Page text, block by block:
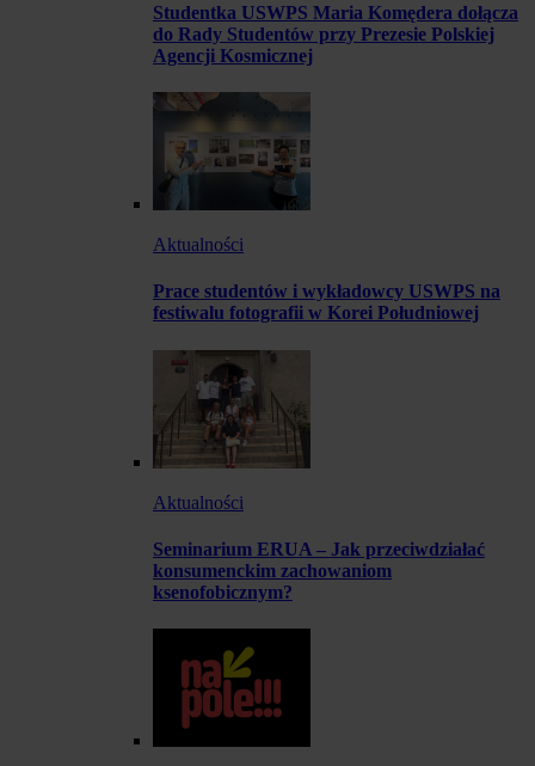
Studentka USWPS Maria Komędera dołącza
do Rady Studentów przy Prezesie Polskiej
Agencji Kosmicznej
Aktualności
Prace studentów i wykładowcy USWPS na
festiwalu fotografii w Korei Południowej
Aktualności
Seminarium ERUA – Jak przeciwdziałać
konsumenckim zachowaniom
ksenofobicznym?